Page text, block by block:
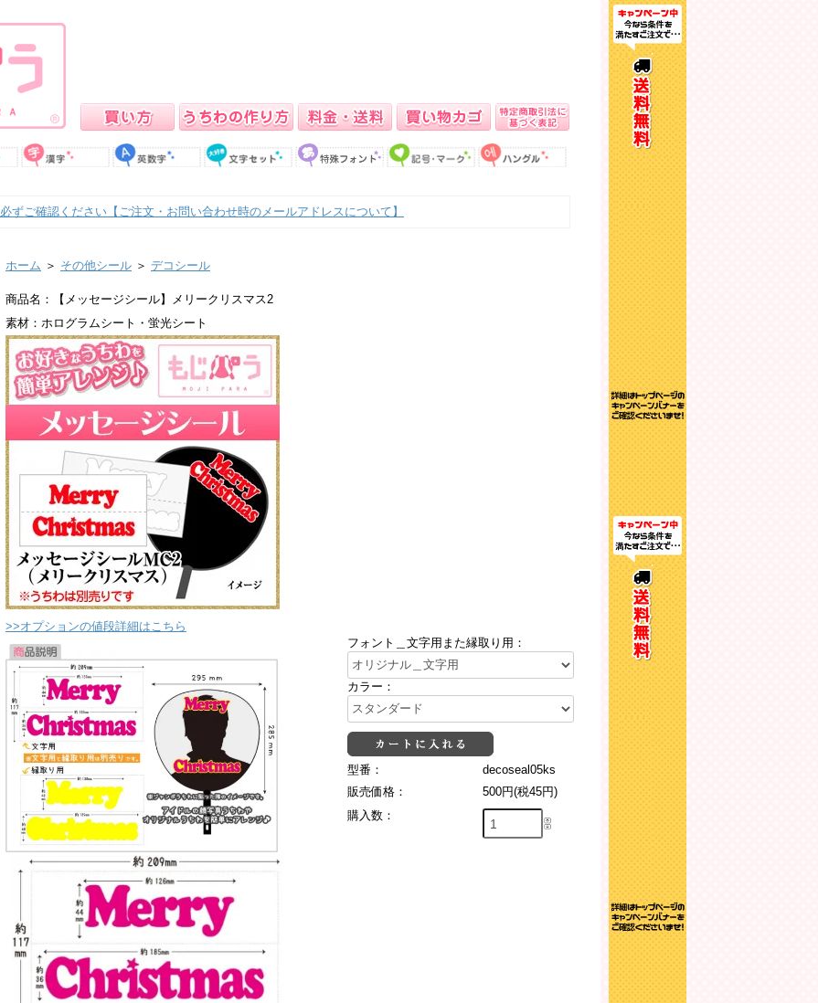
必ずご確認ください【ご注文・お問い合わせ時のメールアドレスについて】
ホーム ＞ その他シール ＞ デコシール
商品名：【メッセージシール】メリークリスマス2
素材：ホログラムシート・蛍光シート
>>オプションの値段詳細はこちら
フォント＿文字用また縁取り用：
カラー：
型番：
decoseal05ks
販売価格：
500円(税45円)
購入数：